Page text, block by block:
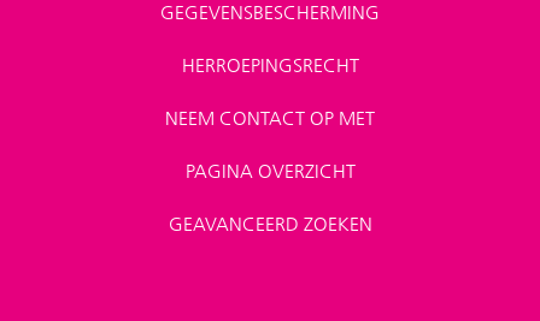
GEGEVENSBESCHERMING
HERROEPINGSRECHT
NEEM CONTACT OP MET
PAGINA OVERZICHT
GEAVANCEERD ZOEKEN